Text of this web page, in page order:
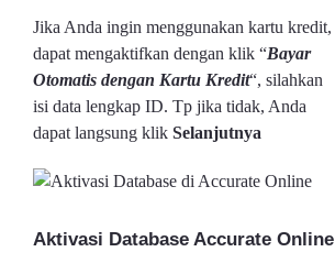
Jika Anda ingin menggunakan kartu kredit,
dapat mengaktifkan dengan klik “Bayar
Otomatis dengan Kartu Kredit“, silahkan
isi data lengkap ID. Tp jika tidak, Anda
dapat langsung klik Selanjutnya
Aktivasi Database Accurate Online